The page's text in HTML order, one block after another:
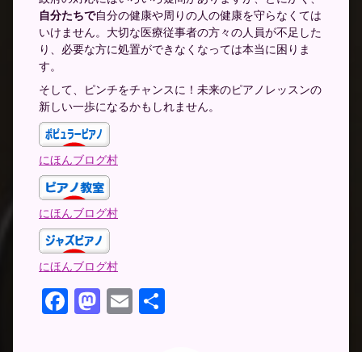
自分たちで自分の健康や周りの人の健康を守らなくては
いけません。大切な医療従事者の方々の人員が不足した
り、必要な方に処置ができなくなっては本当に困りま
す。
そして、ピンチをチャンスに！未来のピアノレッスンの
新しい一歩になるかもしれません。
にほんブログ村
にほんブログ村
にほんブログ村
Facebook
Mastodon
Email